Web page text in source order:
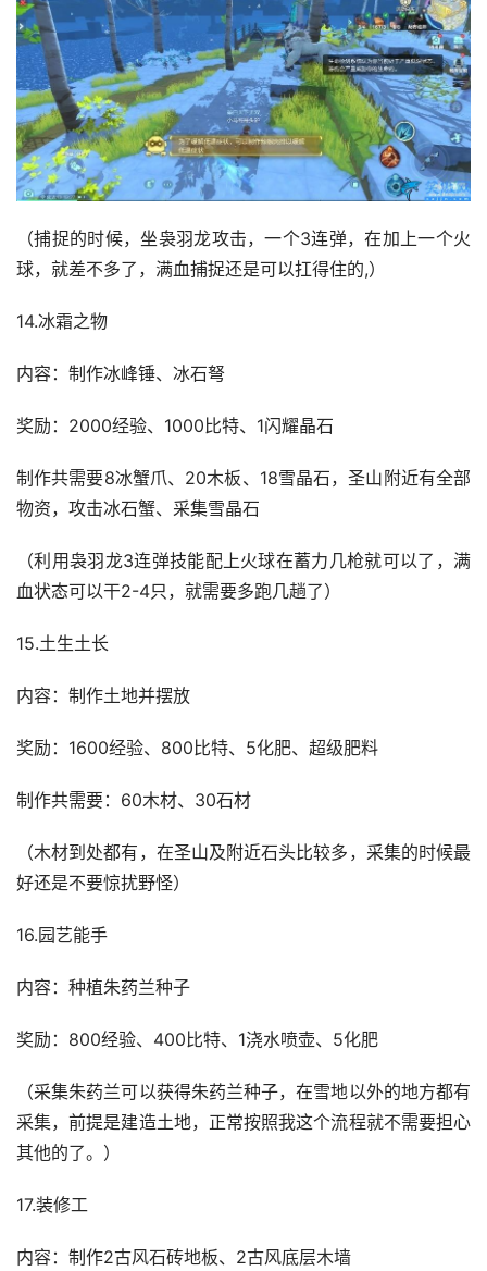
（捕捉的时候，坐袅羽龙攻击，一个3连弹，在加上一个火
球，就差不多了，满血捕捉还是可以扛得住的,）
14.冰霜之物
内容：制作冰峰锤、冰石弩
奖励：2000经验、1000比特、1闪耀晶石
制作共需要8冰蟹爪、20木板、18雪晶石，圣山附近有全部
物资，攻击冰石蟹、采集雪晶石
（利用袅羽龙3连弹技能配上火球在蓄力几枪就可以了，满
血状态可以干2-4只，就需要多跑几趟了）
15.土生土长
内容：制作土地并摆放
奖励：1600经验、800比特、5化肥、超级肥料
制作共需要：60木材、30石材
（木材到处都有，在圣山及附近石头比较多，采集的时候最
好还是不要惊扰野怪）
16.园艺能手
内容：种植朱药兰种子
奖励：800经验、400比特、1浇水喷壶、5化肥
（采集朱药兰可以获得朱药兰种子，在雪地以外的地方都有
采集，前提是建造土地，正常按照我这个流程就不需要担心
其他的了。）
17.装修工
内容：制作2古风石砖地板、2古风底层木墙